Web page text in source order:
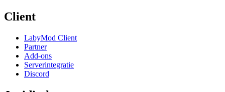
Client
LabyMod Client
Partner
Add-ons
Serverintegratie
Discord